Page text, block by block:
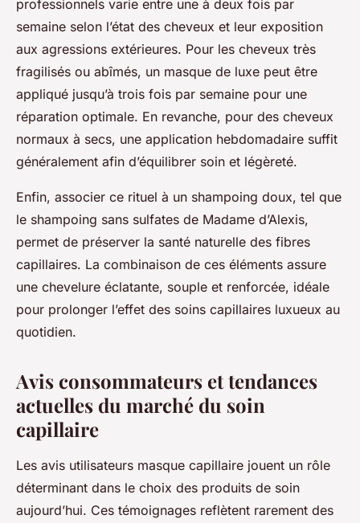
professionnels varie entre une à deux fois par
semaine selon l’état des cheveux et leur exposition
aux agressions extérieures. Pour les cheveux très
fragilisés ou abîmés, un masque de luxe peut être
appliqué jusqu’à trois fois par semaine pour une
réparation optimale. En revanche, pour des cheveux
normaux à secs, une application hebdomadaire suffit
généralement afin d’équilibrer soin et légèreté.
Enfin, associer ce rituel à un shampoing doux, tel que
le shampoing sans sulfates de Madame d’Alexis,
permet de préserver la santé naturelle des fibres
capillaires. La combinaison de ces éléments assure
une chevelure éclatante, souple et renforcée, idéale
pour prolonger l’effet des soins capillaires luxueux au
quotidien.
Avis consommateurs et tendances
actuelles du marché du soin
capillaire
Les avis utilisateurs masque capillaire jouent un rôle
déterminant dans le choix des produits de soin
aujourd’hui. Ces témoignages reflètent rarement des